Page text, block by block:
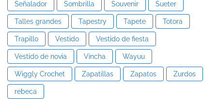
Señalador Sombrilla Souvenir Sueter
Talles grandes Tapestry Tapete Totora
Trapillo Vestido Vestido de fiesta
Vestido de novia Vincha Wayuu
Wiggly Crochet Zapatillas Zapatos Zurdos
rebeca